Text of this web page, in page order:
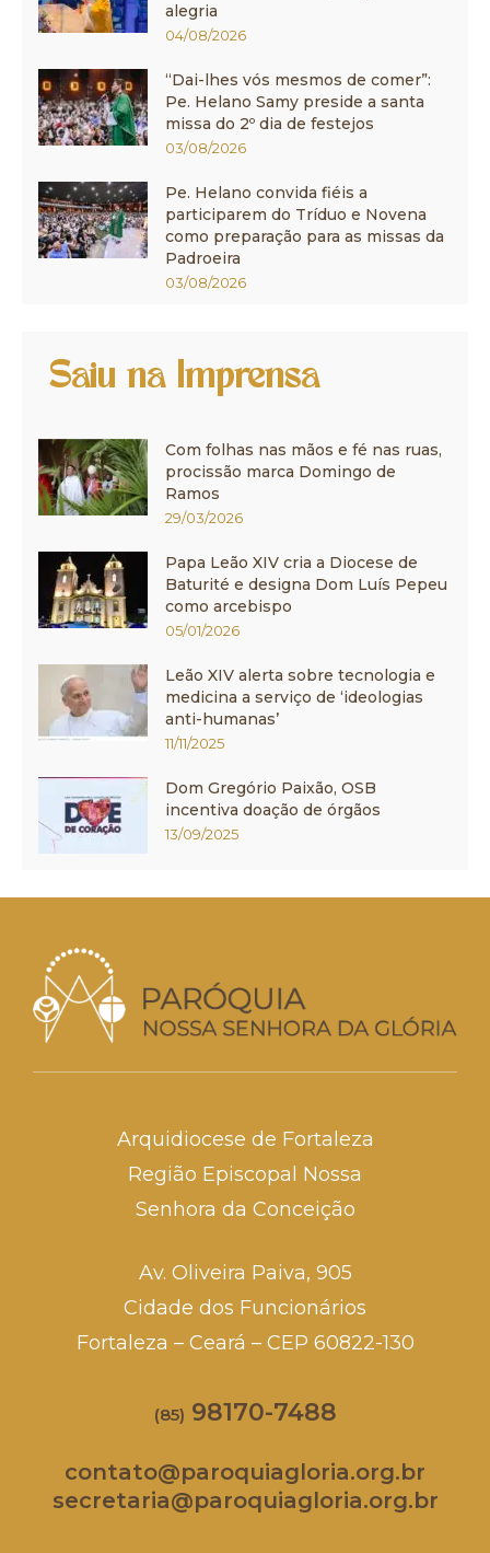
alegria
04/08/2026
“Dai-lhes vós mesmos de comer”:
Pe. Helano Samy preside a santa
missa do 2º dia de festejos
03/08/2026
Pe. Helano convida fiéis a
participarem do Tríduo e Novena
como preparação para as missas da
Padroeira
03/08/2026
Saiu na Imprensa
Com folhas nas mãos e fé nas ruas,
procissão marca Domingo de
Ramos
29/03/2026
Papa Leão XIV cria a Diocese de
Baturité e designa Dom Luís Pepeu
como arcebispo
05/01/2026
Leão XIV alerta sobre tecnologia e
medicina a serviço de ‘ideologias
anti-humanas’
11/11/2025
Dom Gregório Paixão, OSB
incentiva doação de órgãos
13/09/2025
Arquidiocese de Fortaleza
Região Episcopal Nossa
Senhora da Conceição
Av. Oliveira Paiva, 905
Cidade dos Funcionários
Fortaleza – Ceará – CEP 60822-130
(85) 98170-7488
contato@paroquiagloria.org.br
secretaria@paroquiagloria.org.br